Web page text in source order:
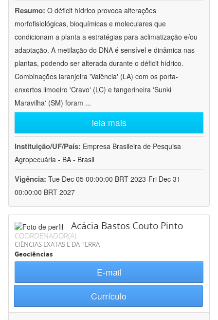
Resumo: O déficit hídrico provoca alterações
morfofisiológicas, bioquímicas e moleculares que
condicionam a planta a estratégias para aclimatização e/ou
adaptação. A metilação do DNA é sensível e dinâmica nas
plantas, podendo ser alterada durante o déficit hídrico.
Combinações laranjeira 'Valência' (LA) com os porta-
enxertos limoeiro 'Cravo' (LC) e tangerineira 'Sunki
Maravilha' (SM) foram ...
leia mais
Instituição/UF/País: Empresa Brasileira de Pesquisa
Agropecuária - BA - Brasil
Vigência: Tue Dec 05 00:00:00 BRT 2023-Fri Dec 31
00:00:00 BRT 2027
Acácia Bastos Couto Pinto
COORDENADOR(A)
CIÊNCIAS EXATAS E DA TERRA
Geociências
E-mail
Currículo